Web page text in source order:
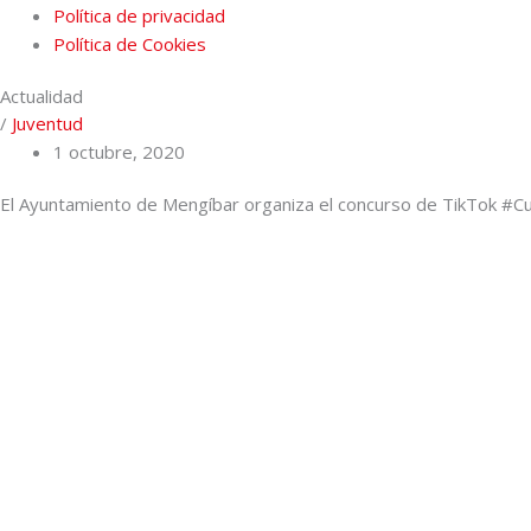
Política de privacidad
Política de Cookies
Actualidad
/ Juventud
1 octubre, 2020
El Ayuntamiento de Mengíbar organiza el concurso de TikTok